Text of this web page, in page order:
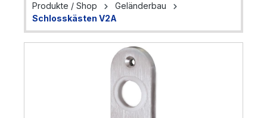
Produkte / Shop
Geländerbau
Schlosskästen V2A
Bildergalerie überspringen